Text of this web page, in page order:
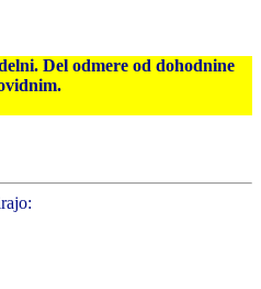
Del odmere od dohodnine